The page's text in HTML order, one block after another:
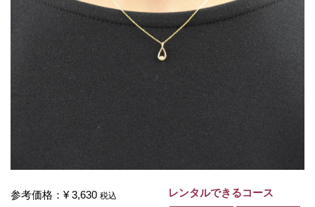
参考価格： ¥ 3,630 税込 レンタルできるコース